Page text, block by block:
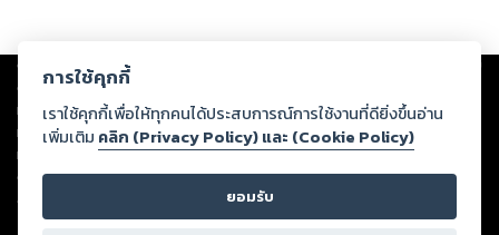
Copyright © 2026
ต่อผลงานหรือเนื้อหาใดที่อัปโหลดผ่านเว็บไซต์และปรากฏว่าละเมิดสิทธิใน
ทรัพย์สินทางปัญญาของบุคคลอื่นหรือขัดต่อกฎหมายและศีลธรรม ดังนั้น ผู้อ่าน
ทุกท่านโปรดใช้วิจารณญาณในการกลั่นกรองด้วยตนเอง และหากท่านพบว่าส่วน
หนึ่งส่วนใดขัดต่อกฎหมายและศีลธรรม กรุณาแจ้งมายังบริษัท เพื่อทีมงานจะได้
ดำเนินการในทันที ทั้งนี้ ทางสตอรี่ล็อกขอสงวนลิขสิทธิ์ตามพระราชบัญญัติ
ลิขสิทธิ์ พ.ศ. 2537 (ฉบับล่าสุด)
การใช้คุกกี้
เราใช้คุกกี้เพื่อให้ทุกคนได้ประสบการณ์การใช้งานที่ดียิ่งขึ้นอ่าน
เพิ่มเติม คลิก (Privacy Policy) และ (Cookie Policy)
ยอมรับ